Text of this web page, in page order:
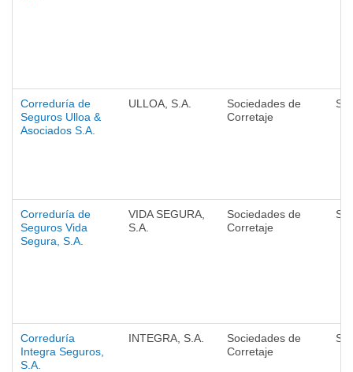
Correduría de
Seguros Ulloa &
Asociados S.A.
ULLOA, S.A.
Sociedades de
Corretaje
Correduría de
Seguros Vida
Segura, S.A.
VIDA SEGURA,
S.A.
Sociedades de
Corretaje
Correduría
Integra Seguros,
S.A.
INTEGRA, S.A.
Sociedades de
Corretaje